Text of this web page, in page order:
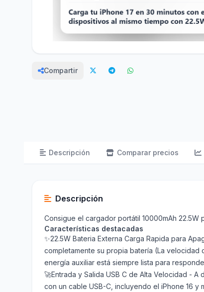
Compartir
Descripción Comparar precios
Descripción
Consigue el cargador portátil 10000mAh
Características destacadas
✨22.5W Bateria Externa Carga Rapida para
completamente su propia batería (La
energía auxiliar está siempre lista para
🚀Entrada y Salida USB C de Alta Velocidad -
con un cable USB-C, incluyendo el iPhone 16